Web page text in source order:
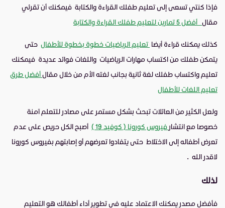
فإذا كنتي تسعى إلى تعليم طفلك القراءة والكتابة فيمكنك أن تقرئي
مقال أفضل 5 تمارين لتعليم طفلك القراءة والكتابة
كذلك يمكنك قراءة أيضا تعليم الرياضيات خطوة بخطوة للأطفال حتى
يتمكن طفلك من اكتساب مهارات الرياضيات واللغات فوائد عديدة فيمكنك
تعليم واكتساب طفلك لغة ثانية بجانب لغته الأم من خلال مقالأفضل طرق
تعليم اللغات للأطفال
ولعل الكثير من العائلات تبحث بشكل مستمر على مصادر للتعلم آمنة
خصوصا مع انتشار فيروس كورونا ( كوفيد 19 )
أصبح الكل حريص على عدم
تعرض أطفاله إلى الاختلاط حتى يتفادوا تعرضهم أو إصابتهم بفيروس كورونا
لاقدر الله .
لذلك
فأفضل مصدر يمكنك الاعتماد عليه في تطوير أداء أطفالك هو التعليم